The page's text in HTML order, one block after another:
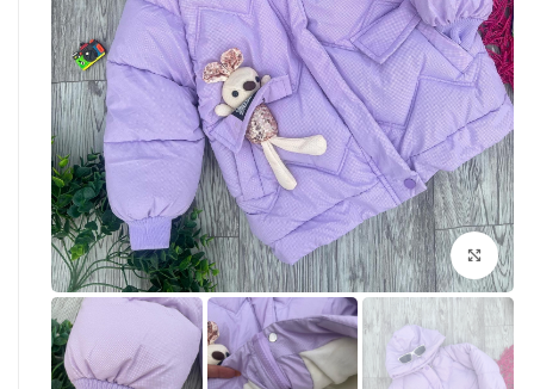
بزرگنمایی تصویر